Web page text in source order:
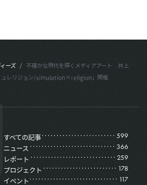
ーズ /
不確かな現代を描くメディアアート 井上
ュレリジョン/simulation×religion」開催
すべての記事 599
ニュース 366
レポート 259
プロジェクト 178
イベント 117